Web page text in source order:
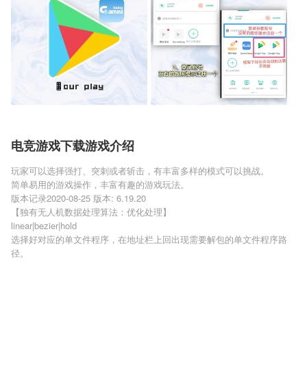
电竞游戏下载游戏介绍
玩家可以选择强打、突刺或者斩击，有丰富多样的模式可以挑战。
简单易用的游戏操作，丰富有趣的游戏玩法。
版本记录2020-08-25 版本: 6.19.20
【独有无人机数据处理算法：优化处理】
linear|bezier|hold
选择好对应的单文件程序，在地址栏上回出现需要解包的单文件程序路
径。